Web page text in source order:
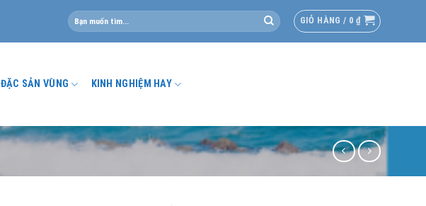
Tìm
kiếm:
GIỎ HÀNG / 0 ₫
ĐẶC SẢN VÙNG KINH NGHIỆM HAY